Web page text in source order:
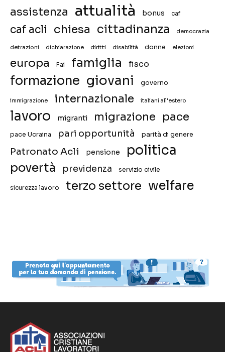
assistenza attualità bonus caf
caf acli chiesa cittadinanza democrazia
detrazioni dichiarazione diritti disabilità donne elezioni
europa Fai famiglia fisco
formazione giovani governo
immigrazione internazionale italiani all'estero
lavoro migranti migrazione pace
pace Ucraina pari opportunità parità di genere
Patronato Acli pensione politica
povertà previdenza servizio civile
sicurezza lavoro terzo settore welfare